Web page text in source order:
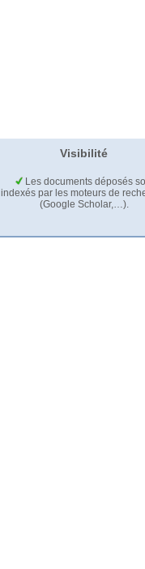
Visibilité
Les documents déposés
indexés par les moteurs de
(Google Scholar,…).